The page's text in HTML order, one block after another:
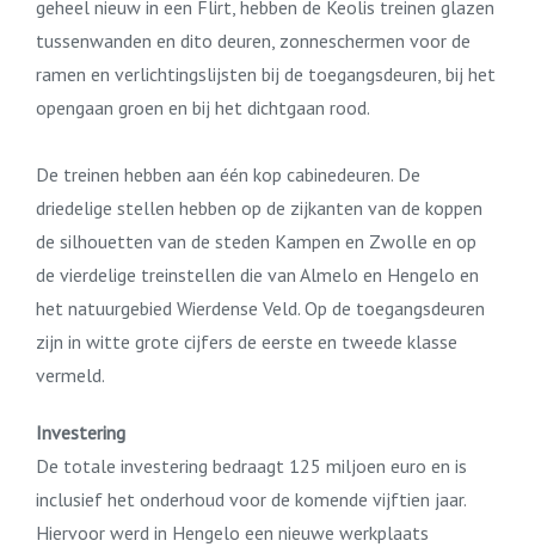
geheel nieuw in een Flirt, hebben de Keolis treinen glazen
tussenwanden en dito deuren, zonneschermen voor de
ramen en verlichtingslijsten bij de toegangsdeuren, bij het
opengaan groen en bij het dichtgaan rood.
De treinen hebben aan één kop cabinedeuren. De
driedelige stellen hebben op de zijkanten van de koppen
de silhouetten van de steden Kampen en Zwolle en op
de vierdelige treinstellen die van Almelo en Hengelo en
het natuurgebied Wierdense Veld. Op de toegangsdeuren
zijn in witte grote cijfers de eerste en tweede klasse
vermeld.
Investering
De totale investering bedraagt 125 miljoen euro en is
inclusief het onderhoud voor de komende vijftien jaar.
Hiervoor werd in Hengelo een nieuwe werkplaats